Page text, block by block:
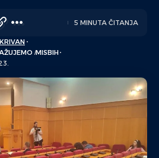
MISBIH
5 MINUTA ČITANJA